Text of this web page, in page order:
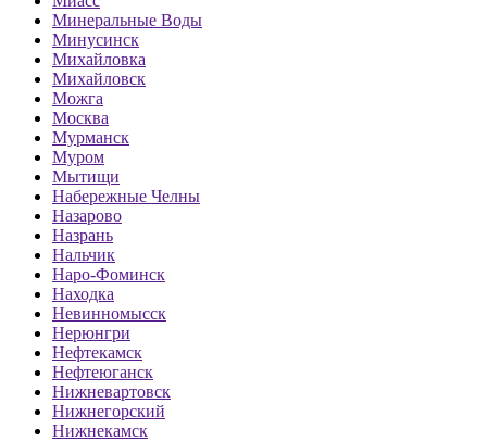
Минеральные Воды
Минусинск
Михайловка
Михайловск
Можга
Москва
Мурманск
Муром
Мытищи
Набережные Челны
Назарово
Назрань
Нальчик
Наро-Фоминск
Находка
Невинномысск
Нерюнгри
Нефтекамск
Нефтеюганск
Нижневартовск
Нижнегорский
Нижнекамск